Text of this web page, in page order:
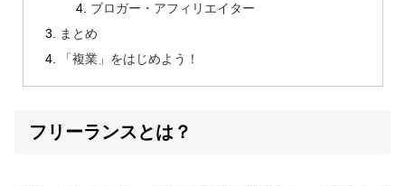
ブロガー・アフィリエイター
まとめ
「複業」をはじめよう！
フリーランスとは？